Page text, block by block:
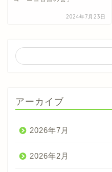
2024年7月23日
アーカイブ
2026年7月
2026年2月